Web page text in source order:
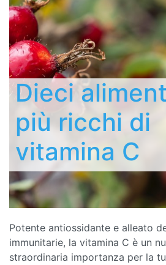
Dieci
più ricchi di
vitamina C
Potente antiossidante e alleato
immunitarie, la vitamina C è un
straordinaria importanza per la